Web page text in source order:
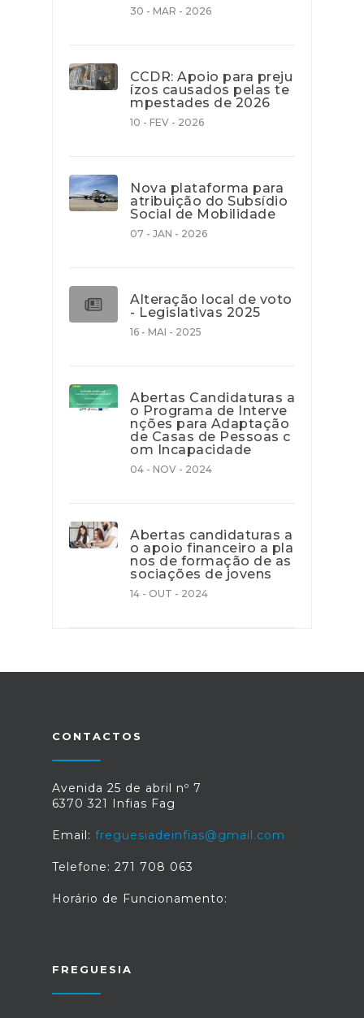
30 - MAR - 2026
CCDR: Apoio para preju
ízos causados pelas te
mpestades de 2026
10 - FEV - 2026
Nova plataforma para
atribuição do Subsídio
Social de Mobilidade
07 - JAN - 2026
Alteração local de voto
- Legislativas 2025
16 - MAI - 2025
Abertas Candidaturas a
o Programa de Interve
nções para Adaptação
de Casas de Pessoas c
om Incapacidade
04 - NOV - 2024
Abertas candidaturas a
o apoio financeiro a pla
nos de formação de as
sociações de jovens
14 - OUT - 2024
CONTACTOS
Avenida 25 de abril nº 7
6370 321 Infias Fag
Email: freguesiadeinfias@gmail.com
Telefone: 271 708 063
Horário de Funcionamento:
FREGUESIA